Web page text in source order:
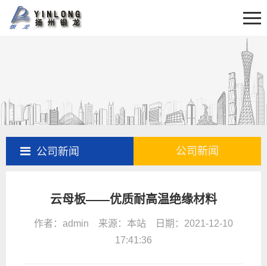
产品百科
联系我们
公司新闻 公司新闻
云母板——优质耐高温绝缘材料
作者：admin 来源：本站 日期：2021-12-10
17:41:36